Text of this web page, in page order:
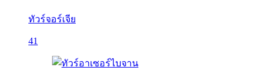
ทัวร์จอร์เจีย
41